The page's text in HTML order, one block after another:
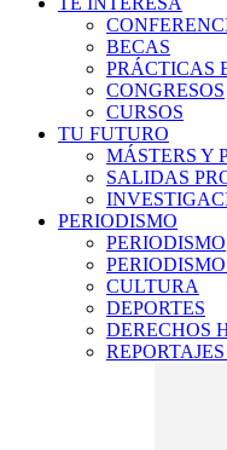
BECAS
PRÁCTICAS
CONGRESOS
CURSOS
TU FUTURO
MÁSTERS Y
SALIDAS
PERIODISMO
PERIODISMO
CULTURA
DEPORTES
DERECHOS